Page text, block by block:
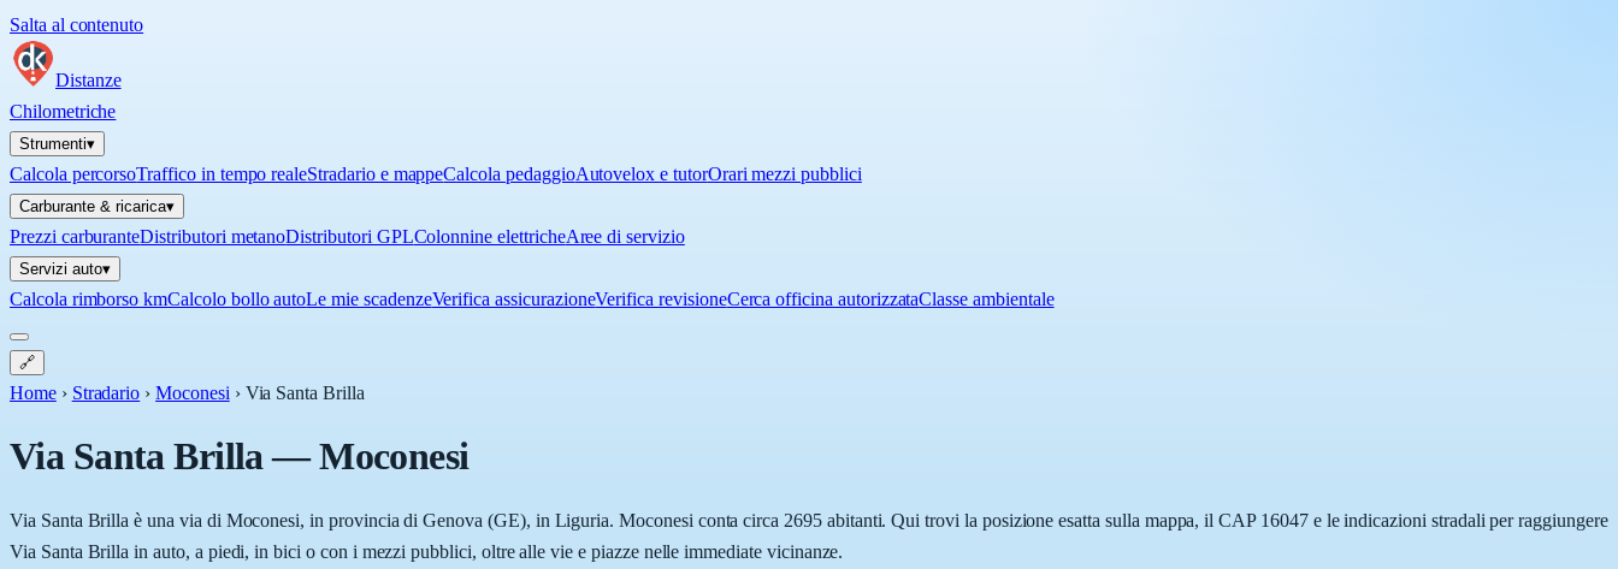
Salta al contenuto
Distanze
Chilometriche
Strumenti▾
Calcola percorsoTraffico in tempo realeStradario e mappeCalcola pedaggioAutovelox e tutorOrari mezzi pubblici
Carburante & ricarica▾
Prezzi carburanteDistributori metanoDistributori GPLColonnine elettricheAree di servizio
Servizi auto▾
Calcola rimborso kmCalcolo bollo autoLe mie scadenzeVerifica assicurazioneVerifica revisioneCerca officina autorizzataClasse ambientale
🔗
Home › Stradario › Moconesi › Via Santa Brilla
Via Santa Brilla—Moconesi
Via Santa Brilla è una via di Moconesi, in provincia di Genova (GE), in Liguria. Moconesi conta circa 2695 abitanti. Qui trovi la posizione esatta sulla mappa, il CAP 16047 e le indicazioni stradali per raggiungere
Via Santa Brilla in auto, a piedi, in bici o con i mezzi pubblici, oltre alle vie e piazze nelle immediate vicinanze.